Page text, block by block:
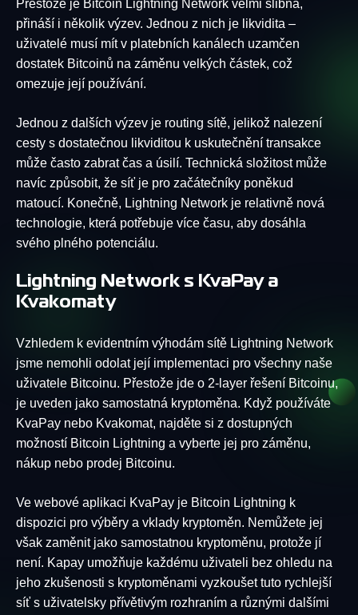
Přestože je Bitcoin Lightning Network velmi slibná,
přináší i několik výzev. Jednou z nich je likvidita –
uživatelé musí mít v platebních kanálech uzamčen
dostatek Bitcoinů na záměnu velkých částek, což
omezuje její používání.
Jednou z dalších výzev je routing sítě, jelikož nalezení
cesty s dostatečnou likviditou k uskutečnění transakce
může často zabrat čas a úsilí. Technická složitost může
navíc způsobit, že síť je pro začátečníky poněkud
matoucí. Konečně, Lightning Network je relativně nová
technologie, která potřebuje více času, aby dosáhla
svého plného potenciálu.
Lightning Network s KvaPay a
Kvakomaty
Vzhledem k evidentním výhodám sítě Lightning Network
jsme nemohli odolat její implementaci pro všechny naše
uživatele Bitcoinu. Přestože jde o 2-layer řešení Bitcoinu,
je uveden jako samostatná kryptoměna. Když používáte
KvaPay nebo Kvakomat, najděte si z dostupných
možností Bitcoin Lightning a vyberte jej pro záměnu,
nákup nebo prodej Bitcoinu.
Ve webové aplikaci KvaPay je Bitcoin Lightning k
dispozici pro výběry a vklady kryptoměn. Nemůžete jej
však zaměnit jako samostatnou kryptoměnu, protože jí
není. Kapay umožňuje každému uživateli bez ohledu na
jeho zkušenosti s kryptoměnami vyzkoušet tuto rychlejší
síť s uživatelsky přívětivým rozhraním a různými dalšími